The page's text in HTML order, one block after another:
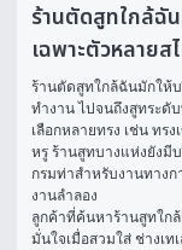
ร้านตัดสูทใกล้ฉั
เฉพาะตัวหลายส
ร้านตัดสูทใกล้ฉันมักให้
ทำงาน ไปจนถึงสูทระดั
เลือกหลายทรง เช่น ทร
หรู ร้านสูทบางแห่งยังมี
กรมท่าสำหรับงานทาง
งานลำลอง
ลูกค้าที่ค้นหาร้านสูทใก
มั่นใจเมื่อสวมใส่ ช่างเ